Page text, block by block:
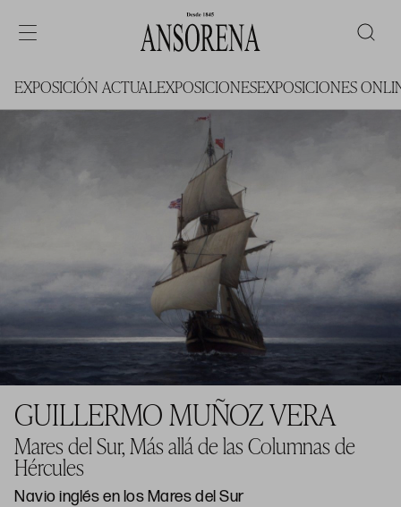
EXPOSICIÓN ACTUALEXPOSICIONESEXPOSICIONES
GUILLERMO MUÑOZ VERA
Mares del Sur, Más allá de las Columnas de
Hércules
Navio inglés en los Mares del Sur